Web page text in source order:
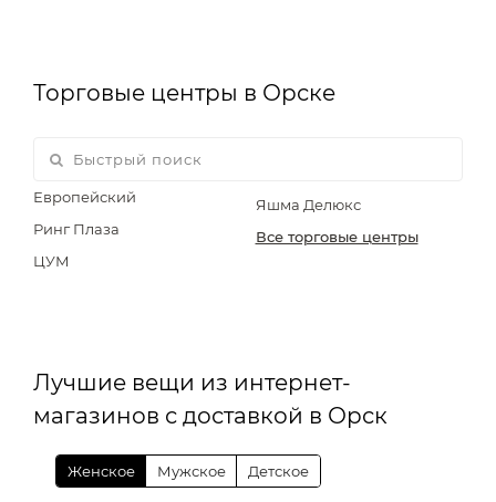
Торговые центры в Орске
Европейский
Ринг Плаза
ЦУМ
Яшма Делюкс
Все торговые центры
Лучшие вещи из интернет-
магазинов с доставкой в Орск
Женское Мужское Детское